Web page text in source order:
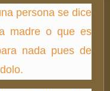
persona se dice
madre o que es
nada pues de